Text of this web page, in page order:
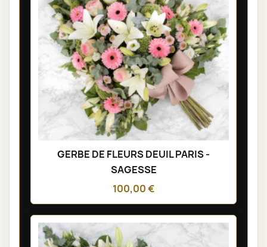
GERBE DE FLEURS DEUIL PARIS -
SAGESSE
100,00 €